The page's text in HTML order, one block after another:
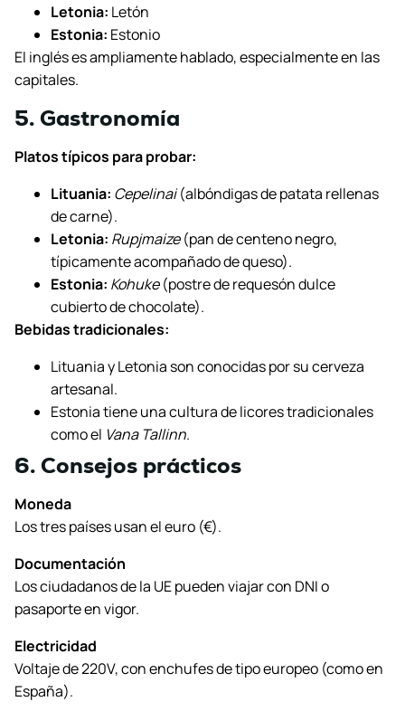
Letonia: Letón
Estonia: Estonio
El inglés es ampliamente hablado, especialmente en las
capitales.
5. Gastronomía
Platos típicos para probar:
Lituania: Cepelinai(albóndigas de patata rellenas
de carne).
Letonia: Rupjmaize(pan de centeno negro,
típicamente acompañado de queso).
Estonia: Kohuke(postre de requesón dulce
cubierto de chocolate).
Bebidas tradicionales:
Lituania y Letonia son conocidas por su cerveza
artesanal.
Estonia tiene una cultura de licores tradicionales
como el Vana Tallinn.
6. Consejos prácticos
Moneda
Los tres países usan el euro (€).
Documentación
Los ciudadanos de la UE pueden viajar con DNI o
pasaporte en vigor.
Electricidad
Voltaje de 220V, con enchufes de tipo europeo (como en
España).